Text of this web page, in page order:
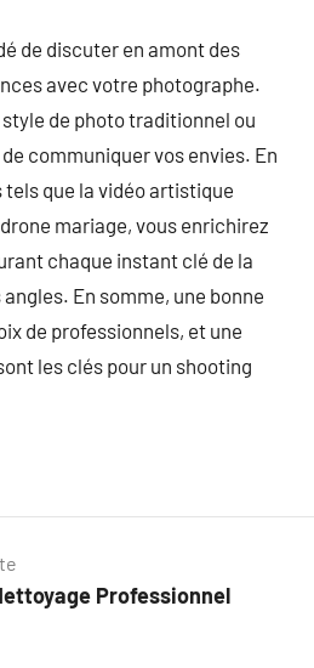
de discuter en amont des
avec votre photographe.
de photo traditionnel ou
communiquer vos envies. En
que la vidéo artistique
mariage, vous enrichirez
chaque instant clé de la
En somme, une bonne
de professionnels, et une
les clés pour un shooting
Professionnel